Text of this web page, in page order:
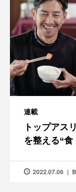
連載
トップアス
を整える“食
2022.07.06